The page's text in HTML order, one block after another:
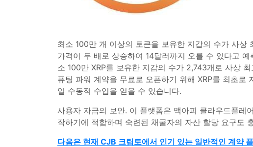
최소 100만 개 이상의 토큰을 보유한 지갑의 수가 사상
가격이 두 배로 상승하여 14달러까지 오를 수 있다고
소 100만 XRP를 보유한 지갑의 수가 2,743개로 사상
퓨팅 파워 계약을 무료로 오픈하기 위해 XRP를 최초로
일 수동적 수입을 얻을 수 있습니다.
사용자 자금의 보안. 이 플랫폼은 맥아피 클라우드플
작하기에 적합하며 숙련된 채굴자의 자산 할당 요구도
다음은 현재 CJB 크립토에서 인기 있는 일반적인 계약